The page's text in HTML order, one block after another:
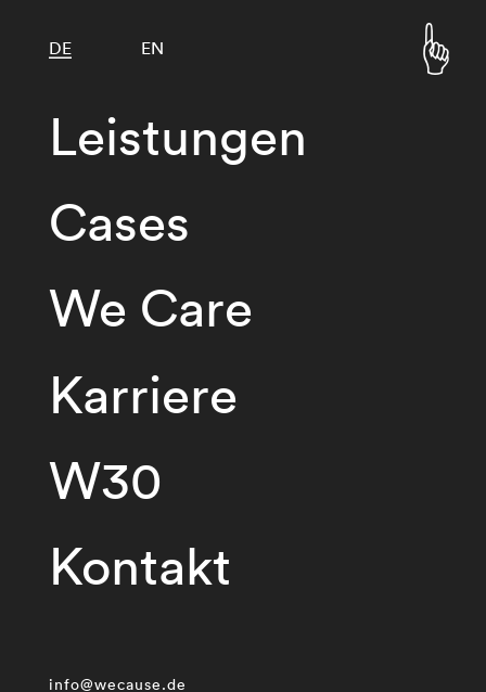
Leistungen
Cases
We Care
Karriere
W30
Kontakt
DE EN
info@wecause.de